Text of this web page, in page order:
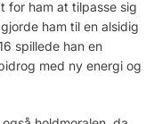
ham at tilpasse sig
ham til en alsidig
spillede han en
med ny energi og